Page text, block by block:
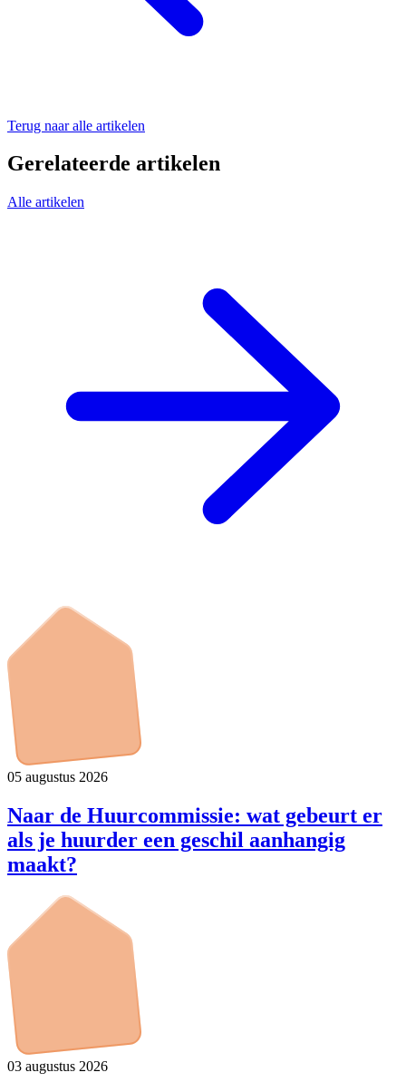
Terug naar alle artikelen
Gerelateerde artikelen
Alle artikelen
05 augustus 2026
Naar de Huurcommissie: wat gebeurt er
als je huurder een geschil aanhangig
maakt?
03 augustus 2026